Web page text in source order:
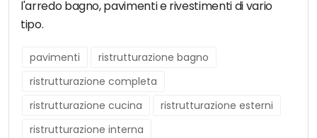
l'arredo bagno, pavimenti e rivestimenti di vario
tipo.
pavimenti
ristrutturazione bagno
ristrutturazione completa
ristrutturazione cucina
ristrutturazione esterni
ristrutturazione interna